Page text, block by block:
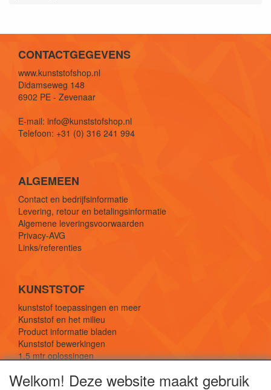
CONTACTGEGEVENS
www.kunststofshop.nl
Didamseweg 148
6902 PE - Zevenaar
E-mail: info@kunststofshop.nl
Telefoon: +31 (0) 316 241 994
ALGEMEEN
Contact en bedrijfsinformatie
Levering, retour en betalingsinformatie
Algemene leveringsvoorwaarden
Privacy-AVG
Links/referenties
KUNSTSTOF
kunststof toepassingen en meer
Kunststof en het milieu
Product informatie bladen
Kunststof bewerkingen
1,5 mtr oplossingen
Welkom! Deze website maakt gebruik